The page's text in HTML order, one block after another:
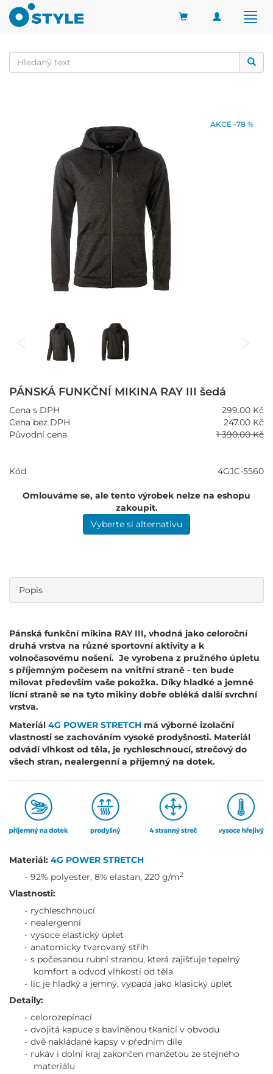
Toggle
AKCE -78 %
PÁNSKÁ FUNKČNÍ MIKINA RAY III šedá
Cena s DPH
299.00 Kč
Cena bez DPH
247.00 Kč
Původní cena
1 390.00 Kč
Kód 4GJC-5560
Omlouváme se, ale tento výrobek nelze na eshopu
zakoupit.
Vyberte si alternativu
Popis
Pánská funkční mikina RAY III, vhodná jako celoroční
druhá vrstva na různé sportovní aktivity a k
volnočasovému nošení. Je vyrobena z pružného úpletu
s příjemným počesem na vnitřní straně - ten bude
milovat především vaše pokožka. Díky hladké a jemné
lícní straně se na tyto mikiny dobře obléká další svrchní
vrstva.
Materiál 4G POWER STRETCH má výborné izolační
vlastnosti se zachováním vysoké prodyšnosti. Materiál
odvádí vlhkost od těla, je rychleschnoucí, strečový do
všech stran, nealergenní a příjemný na dotek.
Materiál: 4G POWER STRETCH
92% polyester, 8% elastan, 220 g/m2
Vlastnosti:
rychleschnoucí
nealergenní
vysoce elastický úplet
anatomicky tvarovaný střih
s počesanou rubní stranou, která zajišťuje tepelný
komfort a odvod vlhkosti od těla
líc je hladký a jemný, vypadá jako klasický úplet
Detaily:
celorozepínací
dvojitá kapuce s bavlněnou tkanicí v obvodu
dvě nakládané kapsy v předním díle
rukáv i dolní kraj zakončen manžetou ze stejného
materiálu